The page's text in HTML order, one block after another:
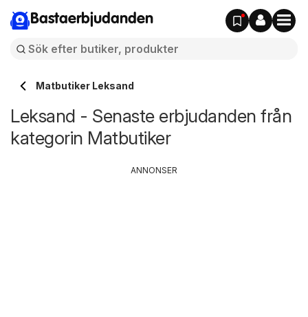
Bastaerbjudanden
Matbutiker Leksand
Leksand - Senaste erbjudanden från
kategorin Matbutiker
ANNONSER